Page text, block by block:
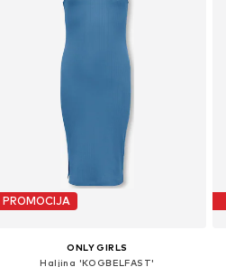
PROMOCIJA
ONLY GIRLS
Haljina 'KOGBELFAST'